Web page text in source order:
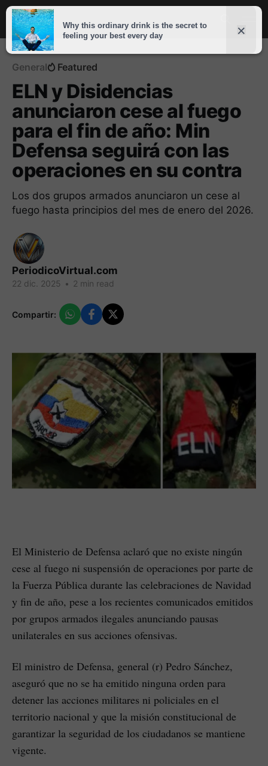
General Featured
ELN y Disidencias
anunciaron cese al fuego
para el fin de año: Min
Defensa seguirá con las
operaciones en su contra
Los dos grupos armados anunciaron un cese al
fuego hasta principios del mes de enero del 2026.
PeriodicoVirtual.com
22 dic. 2025 • 2 min read
Compartir:
El Ministerio de Defensa aclaró que no existe ningún
cese al fuego ni suspensión de operaciones por parte de
la Fuerza Pública durante las celebraciones de Navidad
y fin de año, pese a los recientes comunicados emitidos
por grupos armados ilegales anunciando pausas
unilaterales en sus acciones ofensivas.
El ministro de Defensa, general (r) Pedro Sánchez,
aseguró que no se ha emitido ninguna orden para
detener las acciones militares ni policiales en el
territorio nacional y que la misión constitucional de
garantizar la seguridad de los ciudadanos se mantiene
vigente.